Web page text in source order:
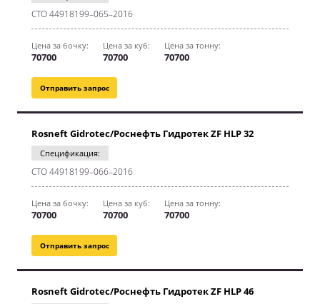
Отправить запрос
CТО 44918199–065–2016
Цена за бочку:
70700
Цена за куб:
70700
Цена за тонну:
70700
Отправить запрос
Rosneft Gidrotec/Роснефть Гидротек ZF HLP 32
Спецификация:
CТО 44918199–066–2016
Цена за бочку:
70700
Цена за куб:
70700
Цена за тонну:
70700
Rosneft Gidrotec/Роснефть Гидротек ZF HLP 46